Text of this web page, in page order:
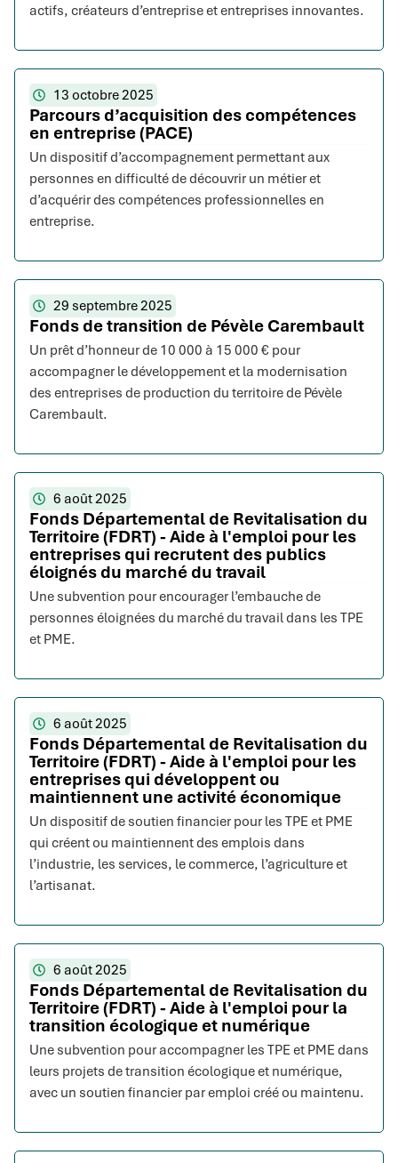
actifs, créateurs d’entreprise et entreprises innovantes.
13 octobre 2025
Parcours d’acquisition des compétences
en entreprise (PACE)
Un dispositif d’accompagnement permettant aux
personnes en difficulté de découvrir un métier et
d’acquérir des compétences professionnelles en
entreprise.
29 septembre 2025
Fonds de transition de Pévèle Carembault
Un prêt d’honneur de 10 000 à 15 000 € pour
accompagner le développement et la modernisation
des entreprises de production du territoire de Pévèle
Carembault.
6 août 2025
Fonds Départemental de Revitalisation du
Territoire (FDRT) - Aide à l'emploi pour les
entreprises qui recrutent des publics
éloignés du marché du travail
Une subvention pour encourager l’embauche de
personnes éloignées du marché du travail dans les TPE
et PME.
6 août 2025
Fonds Départemental de Revitalisation du
Territoire (FDRT) - Aide à l'emploi pour les
entreprises qui développent ou
maintiennent une activité économique
Un dispositif de soutien financier pour les TPE et PME
qui créent ou maintiennent des emplois dans
l’industrie, les services, le commerce, l’agriculture et
l’artisanat.
6 août 2025
Fonds Départemental de Revitalisation du
Territoire (FDRT) - Aide à l'emploi pour la
transition écologique et numérique
Une subvention pour accompagner les TPE et PME dans
leurs projets de transition écologique et numérique,
avec un soutien financier par emploi créé ou maintenu.